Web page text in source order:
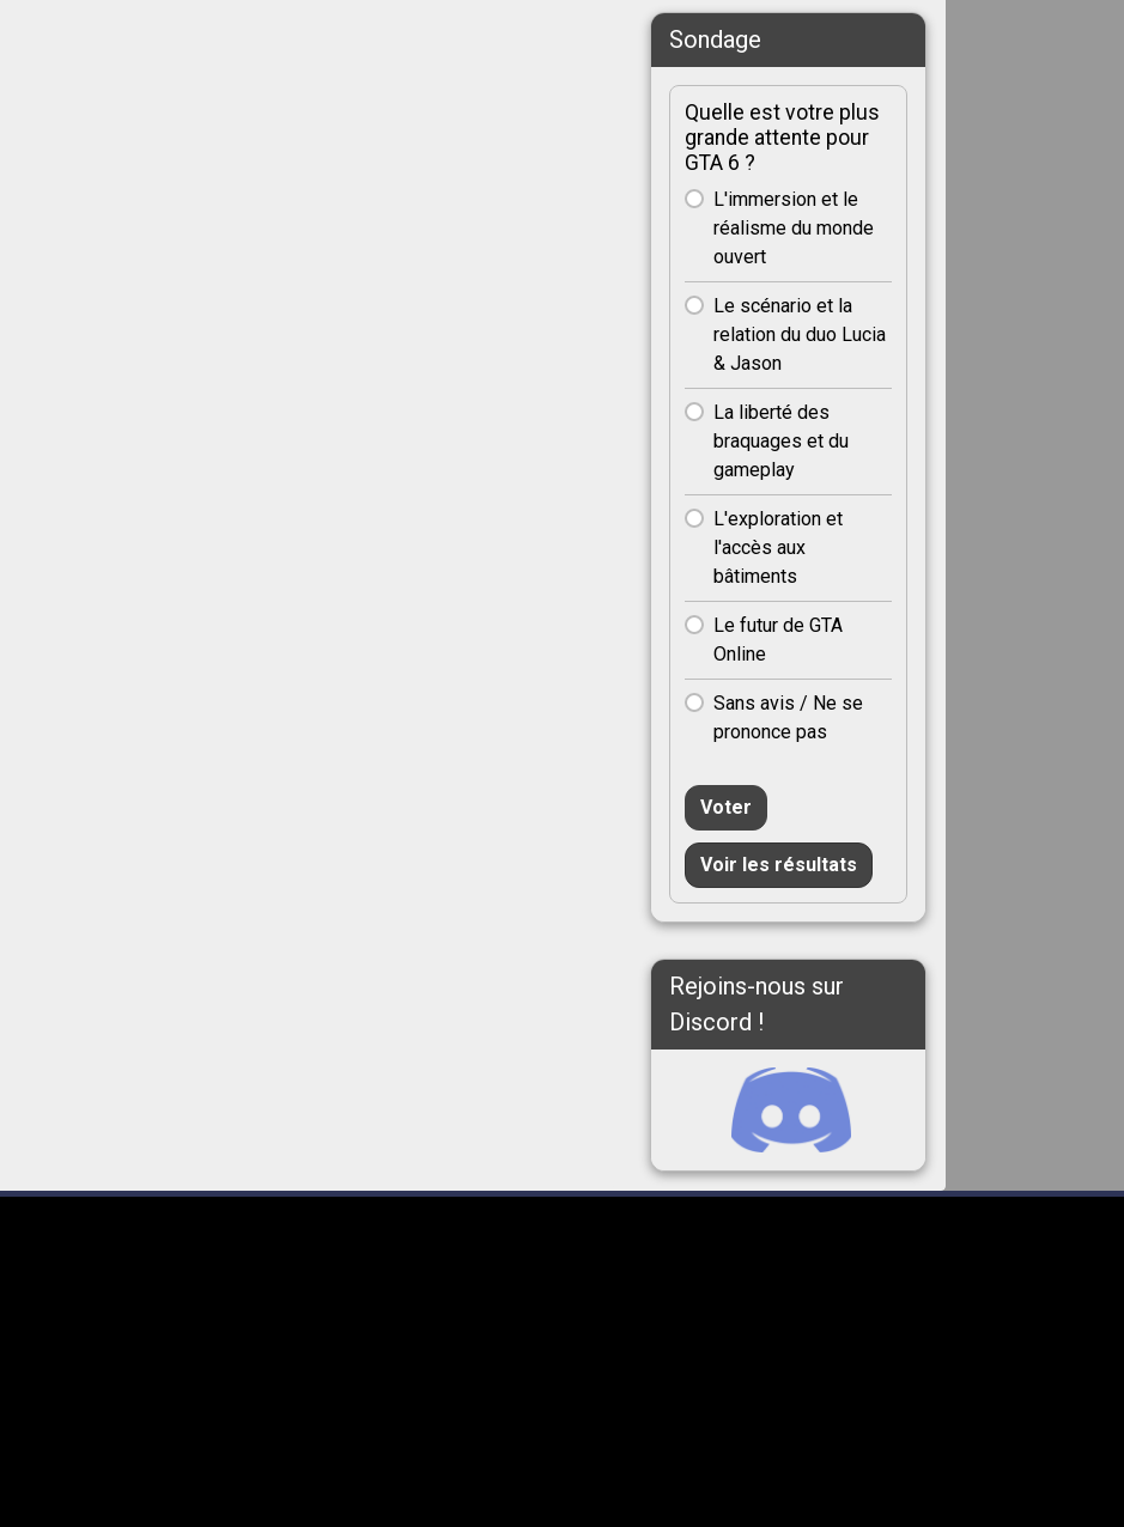
Sondage
Quelle est votre plus
grande attente pour
GTA 6 ?
L'immersion et le
réalisme du monde
ouvert
Le scénario et la
relation du duo Lucia
& Jason
La liberté des
braquages et du
gameplay
L'exploration et
l'accès aux
bâtiments
Le futur de GTA
Online
Sans avis / Ne se
prononce pas
Voter
Voir les résultats
Rejoins-nous sur
Discord !